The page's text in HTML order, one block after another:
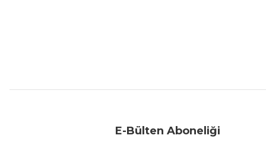
E-Bülten Aboneliği